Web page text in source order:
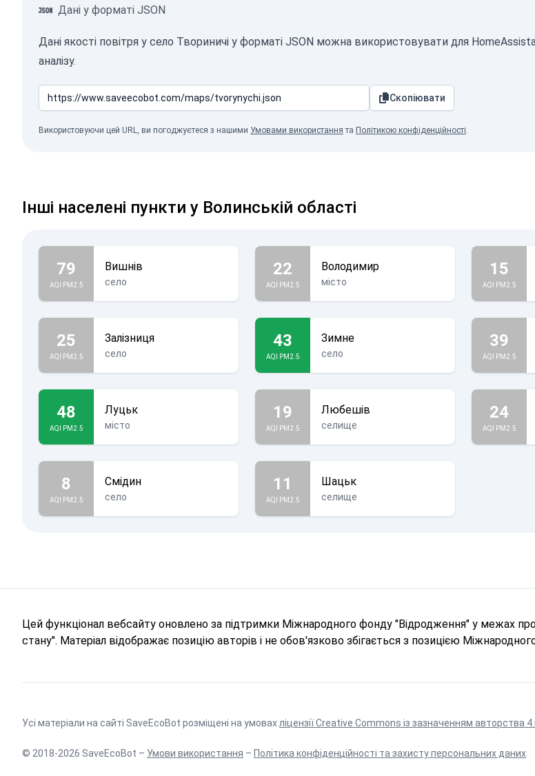
Дані у форматі JSON
Дані якості повітря у село Твориничі у форматі JSON можна використовувати для
аналізу.
Скопіювати
Використовуючи цей URL, ви погоджуєтеся з нашими Умовами використання та Політикою конфіденційності.
Інші населені пункти у Волинській області
79
AQI PM2.5
Вишнів
село
22
AQI PM2.5
Володимир
місто
15
AQI PM2.5
25
AQI PM2.5
Залізниця
село
43
AQI PM2.5
Зимне
село
39
AQI PM2.5
48
AQI PM2.5
Луцьк
місто
19
AQI PM2.5
Любешів
селище
24
AQI PM2.5
8
AQI PM2.5
Смідин
село
11
AQI PM2.5
Шацьк
селище
Цей функціонал вебсайту оновлено за підтримки Міжнародного фонду "Відродження" у межах
стану". Матеріал відображає позицію авторів і не обов'язково збігається з позицією
Усі матеріали на сайті SaveEcoBot розміщені на умовахліцензії Creative Commons із зазначенням авторства
© 2018-2026 SaveEcoBot – Умови використання – Політика конфіденційності та захисту персональних даних